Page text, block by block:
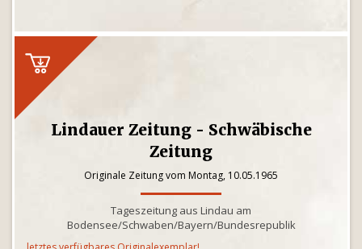
Lindauer Zeitung - Schwäbische
Zeitung
Originale Zeitung vom Montag, 10.05.1965
Tageszeitung aus Lindau am
Bodensee/Schwaben/Bayern/Bundesrepublik